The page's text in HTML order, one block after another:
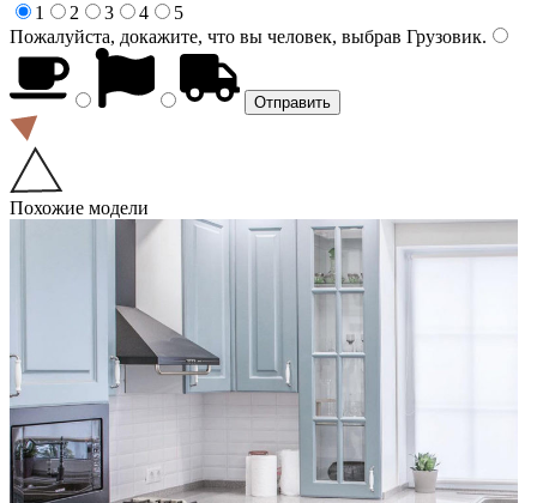
1
2 3 4
5
Пожалуйста, докажите, что вы человек, выбрав Грузовик.
Похожие модели